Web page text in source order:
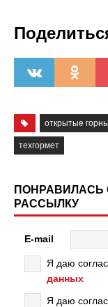
открытые
техгормет
ПОНРАВИЛАСЬ
РАССЫЛКУ
E-mail
Я даю
данных
Я даю